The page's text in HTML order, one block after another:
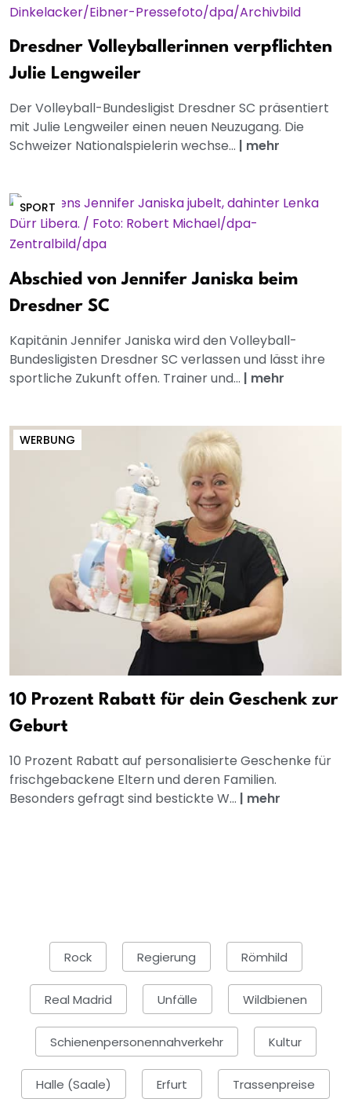
Dresdner Volleyballerinnen verpflichten
Julie Lengweiler
Der Volleyball-Bundesligist Dresdner SC präsentiert
mit Julie Lengweiler einen neuen Neuzugang. Die
Schweizer Nationalspielerin wechse... | mehr
SPORT
Abschied von Jennifer Janiska beim
Dresdner SC
Kapitänin Jennifer Janiska wird den Volleyball-
Bundesligisten Dresdner SC verlassen und lässt ihre
sportliche Zukunft offen. Trainer und... | mehr
WERBUNG
10 Prozent Rabatt für dein Geschenk zur
Geburt
10 Prozent Rabatt auf personalisierte Geschenke für
frischgebackene Eltern und deren Familien.
Besonders gefragt sind bestickte W... | mehr
Rock Regierung Römhild
Real Madrid Unfälle Wildbienen
Schienenpersonennahverkehr Kultur
Halle (Saale) Erfurt Trassenpreise